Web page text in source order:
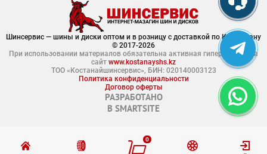
0
Шинсервис — шины и диски оптом и в розницу с доставкой по Казахстану
© 2017-2026
При использовании материалов обязательна активная гиперссылка на
сайт www.kostanayshs.kz
ТОО «Костанайшинсервис», БИН: 020140003123
Политика конфиденциальности
Договор оферты
РАЗРАБОТАНО
В SMARTSITE